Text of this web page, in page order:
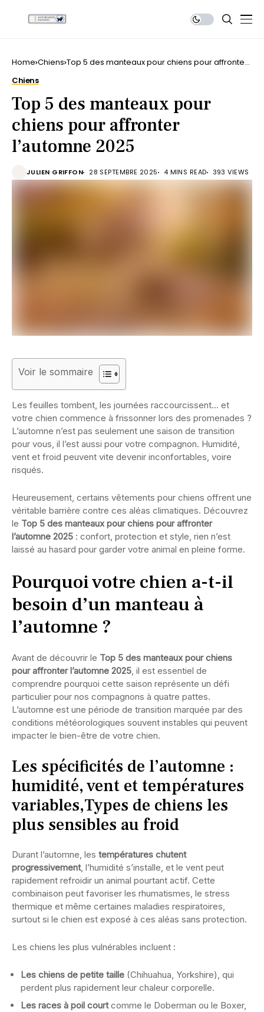
Home Chiens Top 5 des manteaux pour chiens pour affronter
Chiens
Top 5 des manteaux pour
chiens pour affronter
l’automne 2025
JULIEN GRIFFON 28 SEPTEMBRE 2025 4 MINS READ 393 VIEWS
Voir le sommaire
Les feuilles tombent, les journées raccourcissent… et
votre chien commence à frissonner lors des promenades ?
L’automne n’est pas seulement une saison de transition
pour vous, il l’est aussi pour votre compagnon. Humidité,
vent et froid peuvent vite devenir inconfortables, voire
risqués.
Heureusement, certains vêtements pour chiens offrent une
véritable barrière contre ces aléas climatiques. Découvrez
le Top 5 des manteaux pour chiens pour affronter
l’automne 2025 : confort, protection et style, rien n’est
laissé au hasard pour garder votre animal en pleine forme.
Pourquoi votre chien a-t-il
besoin d’un manteau à
l’automne ?
Avant de découvrir le Top 5 des manteaux pour chiens
pour affronter l’automne 2025, il est essentiel de
comprendre pourquoi cette saison représente un défi
particulier pour nos compagnons à quatre pattes.
L’automne est une période de transition marquée par des
conditions météorologiques souvent instables qui peuvent
impacter le bien-être de votre chien.
Les spécificités de l’automne :
humidité, vent et températures
variables,Types de chiens les
plus sensibles au froid
Durant l’automne, les températures chutent
progressivement, l’humidité s’installe, et le vent peut
rapidement refroidir un animal pourtant actif. Cette
combinaison peut favoriser les rhumatismes, le stress
thermique et même certaines maladies respiratoires,
surtout si le chien est exposé à ces aléas sans protection.
Les chiens les plus vulnérables incluent :
Les chiens de petite taille (Chihuahua, Yorkshire), qui
perdent plus rapidement leur chaleur corporelle.
Les races à poil courtcomme le Doberman ou le Boxer,